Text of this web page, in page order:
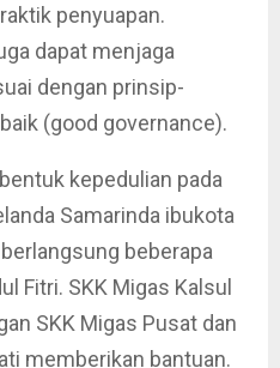
penyuapan.
dapat menjaga
dengan prinsip-
(good governance).
kepedulian pada
Samarinda ibukota
beberapa
Fitri. SKK Migas Kalsul
SKK Migas Pusat dan
memberikan bantuan.